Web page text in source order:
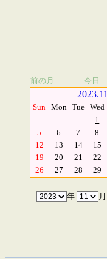
前の月 今日
2023.11
Sun Mon Tue Wed
1
5
6 7 8
12
13 14 15
19
20 21 22
26
27 28 29
年 月